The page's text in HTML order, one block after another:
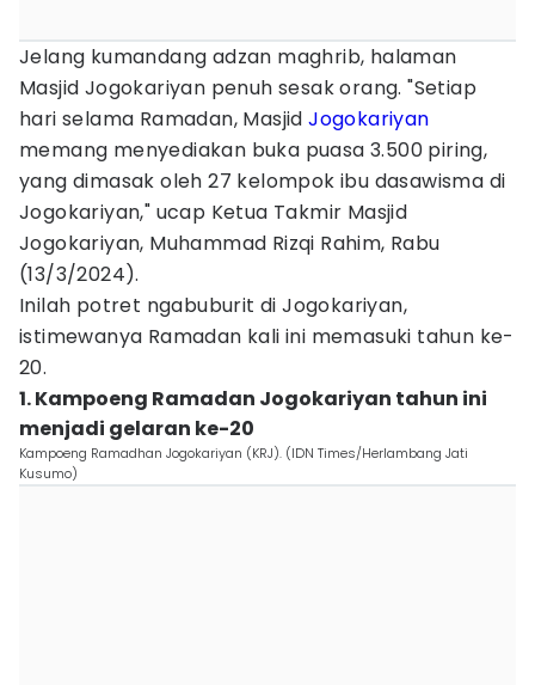
Jelang kumandang adzan maghrib, halaman
Masjid Jogokariyan penuh sesak orang. "Setiap
hari selama Ramadan, MasjidJogokariyan
memang menyediakan buka puasa 3.500 piring,
yang dimasak oleh 27 kelompok ibu dasawisma di
Jogokariyan," ucap Ketua Takmir Masjid
Jogokariyan, Muhammad Rizqi Rahim, Rabu
(13/3/2024).
Inilah potret ngabuburit di Jogokariyan,
istimewanya Ramadan kali ini memasuki tahun ke-
20.
1. Kampoeng Ramadan Jogokariyan tahun ini
menjadi gelaran ke-20
Kampoeng Ramadhan Jogokariyan (KRJ). (IDN Times/Herlambang Jati
Kusumo)